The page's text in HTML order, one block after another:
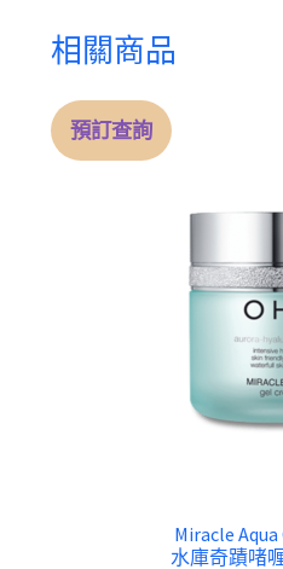
相關商品
預訂查詢
Miracle
水庫奇蹟啫